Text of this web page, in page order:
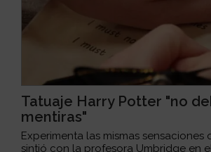
Tatuaje Harry Potter "no
mentiras"
Experimenta las mismas sensaciones
sintió con la profesora Umbridge en